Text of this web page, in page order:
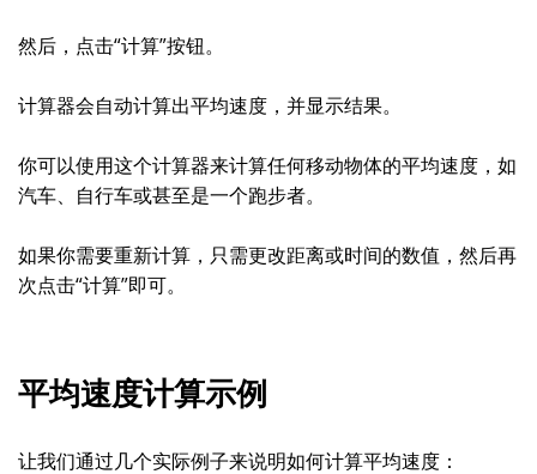
然后，点击“计算”按钮。
计算器会自动计算出平均速度，并显示结果。
你可以使用这个计算器来计算任何移动物体的平均速度，如
汽车、自行车或甚至是一个跑步者。
如果你需要重新计算，只需更改距离或时间的数值，然后再
次点击“计算”即可。
平均速度计算示例
让我们通过几个实际例子来说明如何计算平均速度：